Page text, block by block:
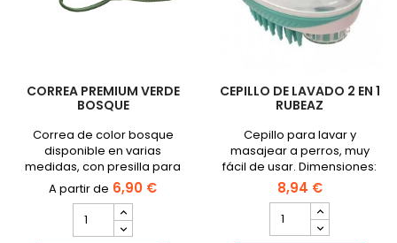
CORREA PREMIUM VERDE
BOSQUE
Correa de color bosque
disponible en varias
medidas, con presilla para
fijar la placa o intermitente
del perro.
__ETS_EMBED_MA==__
6,90 €
cantidad
del
CEPILLO DE LAVADO 2 EN 1
RUBEAZ
Cepillo para lavar y
masajear a perros, muy
fácil de usar. Dimensiones:
11,5 x 7,5 cm
8,94 €
cantidad
del